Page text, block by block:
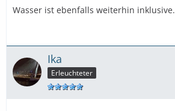
Wasser ist ebenfalls weiterhin inklusive.
Ika
Erleuchteter